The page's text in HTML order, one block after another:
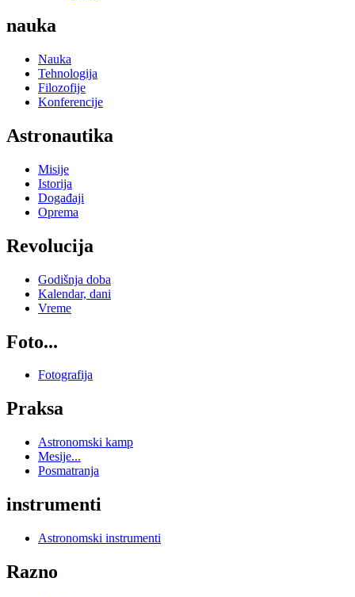
nauka
Nauka
Tehnologija
Filozofije
Konferencije
Astronautika
Misije
Istorija
Događaji
Oprema
Revolucija
Godišnja doba
Kalendar, dani
Vreme
Foto...
Fotografija
Praksa
Astronomski kamp
Mesije...
Posmatranja
instrumenti
Astronomski instrumenti
Razno